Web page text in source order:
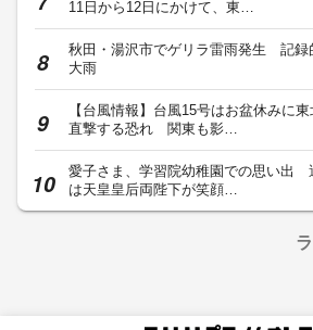
11日から12日にかけて、東…
秋田・湯沢市でゲリラ雷雨発生 記録
大雨
【台風情報】台風15号はお盆休みに
直撃する恐れ 関東も影…
愛子さま、学習院幼稚園での思い出
は天皇皇后両陛下が笑顔…